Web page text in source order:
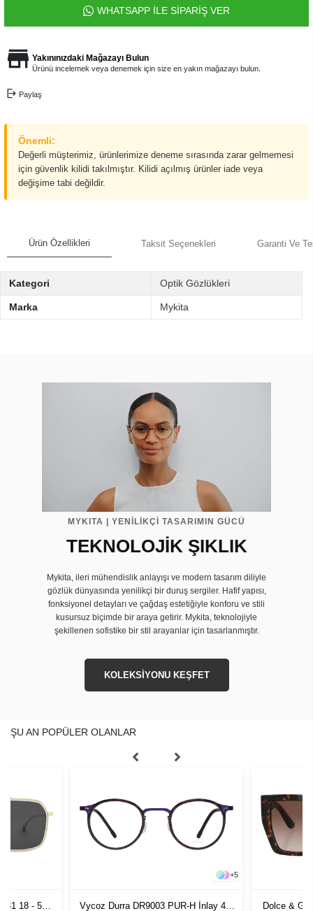
WHATSAPP İLE SİPARİŞ VER
Yakınınızdaki Mağazayı Bulun
Ürünü incelemek veya denemek için size en yakın mağazayı bulun.
Paylaş
Önemli:
Değerli müşterimiz, ürünlerimize deneme sırasında zarar gelmemesi
için güvenlik kilidi takılmıştır. Kilidi açılmış ürünler iade veya
değişime tabi değildir.
Ürün Özellikleri Taksit Seçenekleri Garanti Ve
Kategori Optik Gözlükleri
Marka Mykita
MYKITA | YENİLİKÇİ TASARIMIN GÜCÜ
TEKNOLOJİK ŞIKLIK
Mykita, ileri mühendislik anlayışı ve modern tasarım diliyle
gözlük dünyasında yenilikçi bir duruş sergiler. Hafif yapısı,
fonksiyonel detayları ve çağdaş estetiğiyle konforu ve stili
kusursuz biçimde bir araya getirir. Mykita, teknolojiyle
şekillenen sofistike bir stil arayanlar için tasarlanmıştır.
KOLEKSİYONU KEŞFET
ŞU AN POPÜLER OLANLAR
18 - 53
+5
Vycoz Durra DR9003 PUR-H İnlay 47- Dolce &